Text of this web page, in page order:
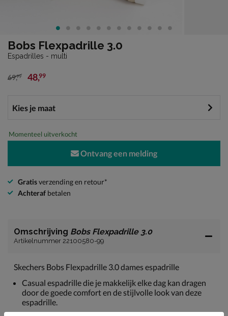
Bobs Flexpadrille 3.0
Espadrilles - multi
van € 69,99 voor € 48,99
69,99 48,99
Momenteel uitverkocht
Ontvang een melding
Gratisverzending en retour*
Achteraf betalen
Omschrijving Bobs Flexpadrille 3.0
Artikelnummer 22100580-99
Skechers Bobs Flexpadrille 3.0 dames espadrille
Casual espadrille die je makkelijk elke dag kan dragen
door de goede comfort en de stijlvolle look van deze
espadrille.